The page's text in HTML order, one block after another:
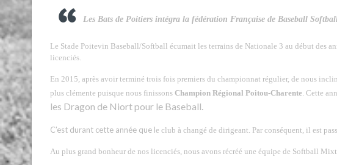
Les Bats de Poitiers intégra la fédération Française de Baseball
Le Stade Poitevin Baseball/Softball écumait les terrains de Nationale 3 au début des
licenciés.
En 2015, après avoir terminé trois fois premiers du championnat régulier, de nous
plus clémente puisque nous finissons Champion Régional Poitou-Charente. Cette
les Dragon de Niort pour le Baseball.
C’est durant cette année que le club à changé de dirigeant. Par conséquent, il est
Au plus grand bonheur de nos licenciés, nous avons récréé une équipe de Softball